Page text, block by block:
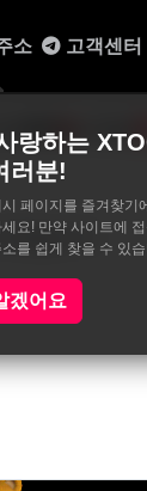
소
랑하는
러분!
페이지를 즐겨찾기
요! 만약 사이트에
를 쉽게 찾을 수 있
겠어요
고객센터
인웹툰